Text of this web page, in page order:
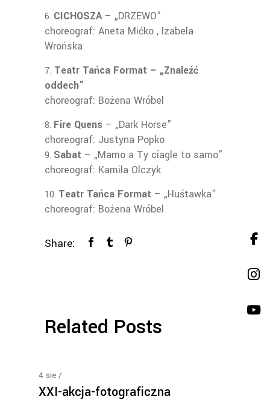
CICHOSZA– „DRZEWO”
choreograf: Aneta Mićko , Izabela
Wrońska
Teatr Tańca Format – „Znaleźć
oddech”
choreograf: Bożena Wróbel
Fire Quens – „Dark Horse”
choreograf: Justyna Popko
Sabat – „Mamo a Ty ciagle to samo”
choreograf: Kamila Olczyk
Teatr Tańca Format – „Huśtawka”
choreograf: Bożena Wróbel
Share:
Related Posts
4 sie
XXI-akcja-fotograficzna